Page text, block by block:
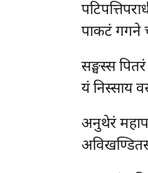
पाकटं गगने
सङ्घस्स
यं निस्साय
अनुथेरं